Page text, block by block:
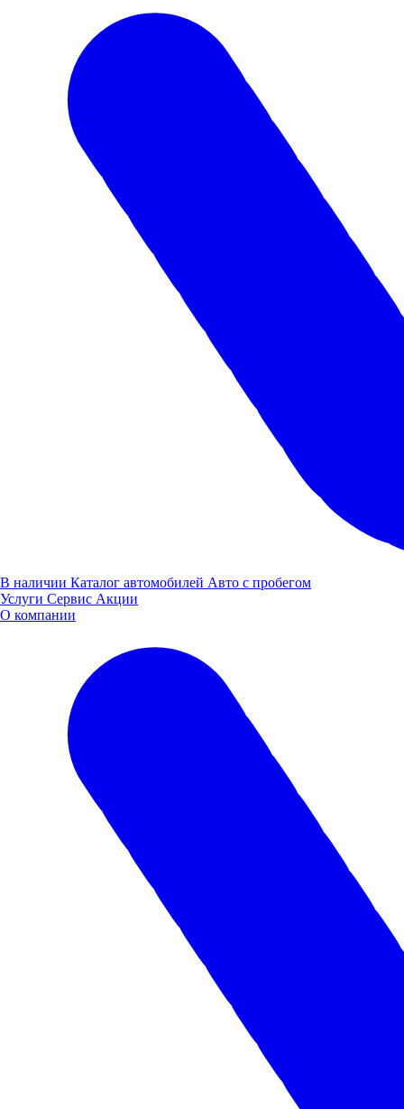
В наличии Каталог автомобилей Авто с пробегом
Услуги Сервис Акции
О компании
В результате на заводе были запущены новые направления:
лентоткацкое и производство трехслойных масок. Благодаря
данным мероприятиям в непростое для всей экономики время
«Завод Труд» смог оперативно обеспечить средствами
индивидуальной защиты предприятия Нижегородской
области и сохранить свои позиции в краткосрочной и
долгосрочной перспективе. В 2021 году завод получил
целевой займ на сумму 103 млн. руб. на проект
"Модернизация действующего производства с целью
повышения производительности труда на «Заводе Труд».
Данный кредит будет направлен на модернизацию
инженерной и производственной инфраструктуры. Благодаря
программе на заводе было создано 54 новых рабочих мест и
увеличена производительность по ряду направлений на 20%.